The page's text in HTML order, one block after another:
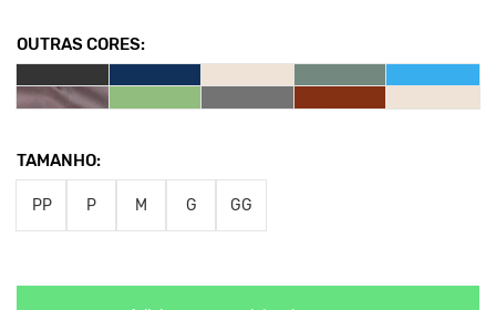
P - Cintura 35cm / Comprimento 93cm
M - Cintura 37cm / Comprimento 93cm
G - Cintura 39cm / Comprimento 94cm
GG - Cintura 41cm / Comprimento 96cm
monitor.
**As medidas podem sofrer variação de até 2 cm.
Clique aquiPara saber mais sobre a manutenção de suas
OUTRAS CORES:
TAMANHO:
PP P M G GG